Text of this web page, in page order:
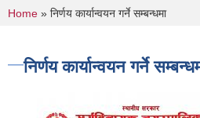
You are here
Home » निर्णय कार्यान्वयन गर्ने सम्बन्धमा
निर्णय कार्यान्वयन गर्ने